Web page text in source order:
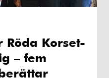
Röda Korset-
– fem